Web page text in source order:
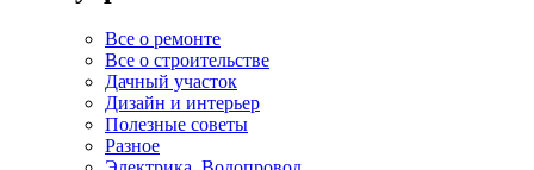
Все о ремонте
Все о строительстве
Дачный участок
Дизайн и интерьер
Полезные советы
Разное